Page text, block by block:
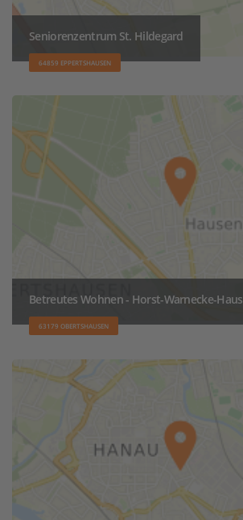
Seniorenzentrum St. Hildegard
64859 EPPERTSHAUSEN
Betreutes Wohnen - Horst-Warnecke-Haus
63179 OBERTSHAUSEN